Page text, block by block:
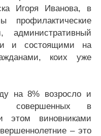
Игоря Иванова, в
профилактические
административный
и состоящими на
коих уже
на 8% возросло и
совершенных в
этом виновниками
– это